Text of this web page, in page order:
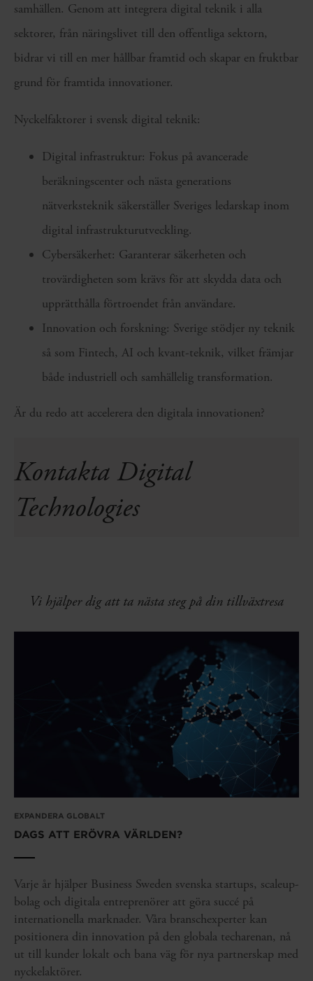
samhällen. Genom att integrera digital teknik i alla
sektorer, från näringslivet till den offentliga sektorn,
bidrar vi till en mer hållbar framtid och skapar en fruktbar
grund för framtida innovationer.
Nyckelfaktorer i svensk digital teknik:
Digital infrastruktur: Fokus på avancerade
beräkningscenter och nästa generations
nätverksteknik säkerställer Sveriges ledarskap inom
digital infrastrukturutveckling.
Cybersäkerhet: Garanterar säkerheten och
trovärdigheten som krävs för att skydda data och
upprätthålla förtroendet från användare.
Innovation och forskning: Sverige stödjer ny teknik
så som Fintech, AI och kvant-teknik, vilket främjar
både industriell och samhällelig transformation.
Är du redo att accelerera den digitala innovationen?
Kontakta Digital
Technologies
Vi hjälper dig att ta nästa steg på din tillväxtresa
EXPANDERA GLOBALT
DAGS ATT ERÖVRA VÄRLDEN?
Varje år hjälper Business Sweden svenska startups, scaleup-
bolag och digitala entreprenörer att göra succé på
internationella marknader. Våra branschexperter kan
positionera din innovation på den globala techarenan, nå
ut till kunder lokalt och bana väg för nya partnerskap med
nyckelaktörer.